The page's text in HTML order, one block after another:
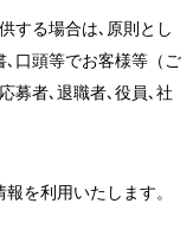
する場合は､原則とし
､口頭等でお客様等（ご
募者､退職者､役員､社
を利用いたします。